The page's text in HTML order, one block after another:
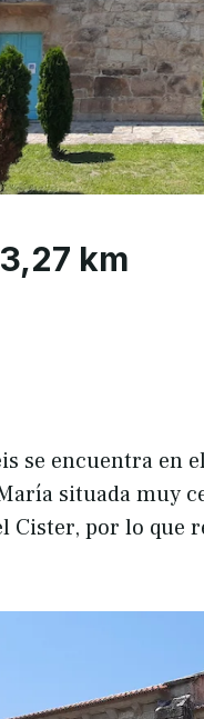
km
se encuentra en
situada muy
por lo que